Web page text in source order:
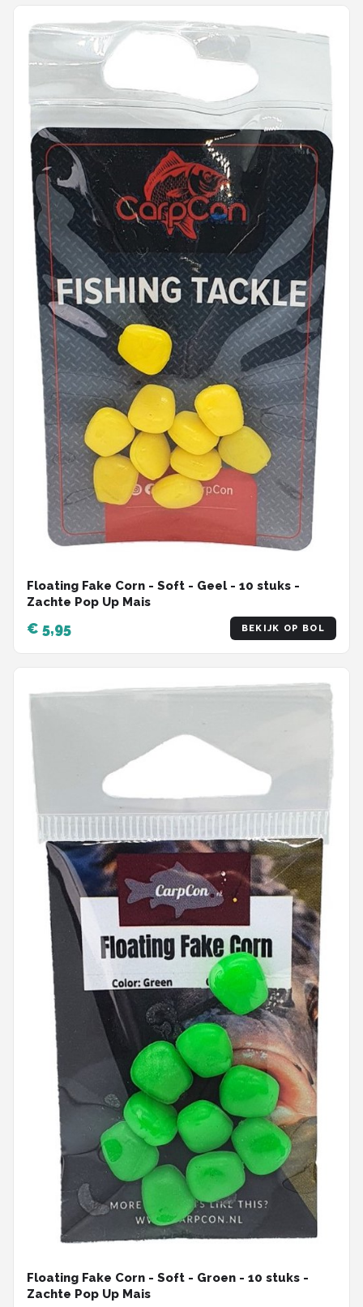
Floating Fake Corn - Soft - Geel - 10 stuks -
Zachte Pop Up Mais
€ 5,95 BEKIJK OP BOL
Floating Fake Corn - Soft - Groen - 10 stuks -
Zachte Pop Up Mais